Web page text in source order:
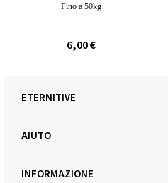
Fino a 50kg
6,00 €
ETERNITIVE
AIUTO
INFORMAZIONE